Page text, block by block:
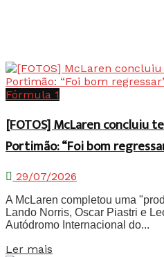
Fórmula 1
[FOTOS] McLaren concluiu
Portimão: “Foi bom
29/07/2026
A McLaren completou uma
Lando Norris, Oscar Piastri e
Autódromo Internacional do...
Ler mais